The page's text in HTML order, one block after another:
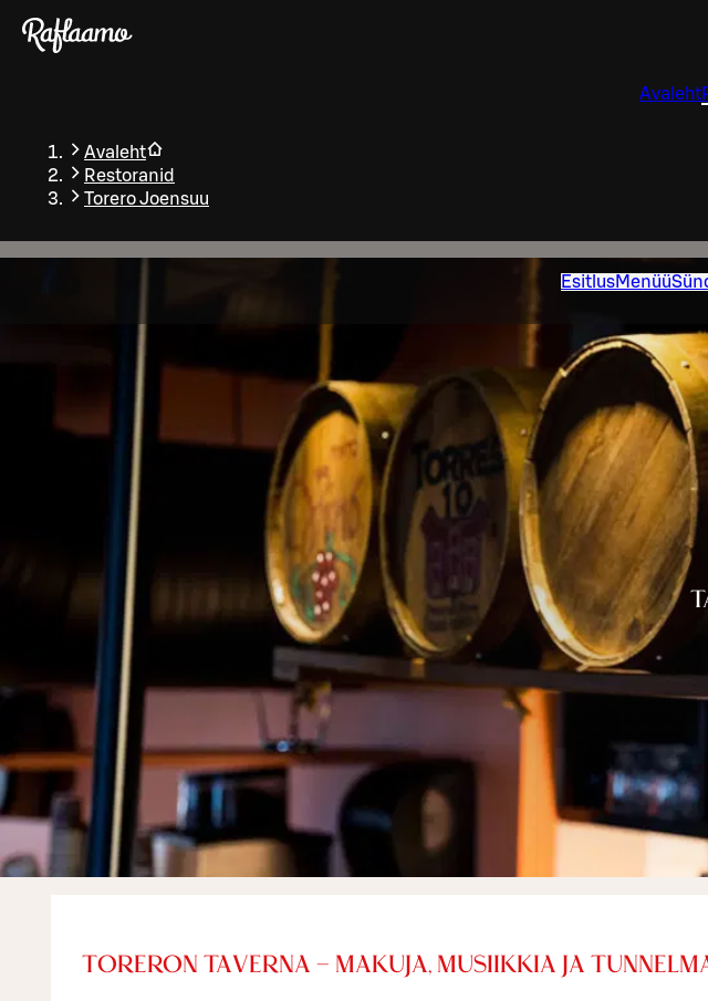
Liigu peamise sisu juurde
Avaleht
Avaleht
Restoranid
Torero Joensuu
EsitlusMenüü
TORERON TAVERNA – MAKUJA, MUSIIKKIA JA